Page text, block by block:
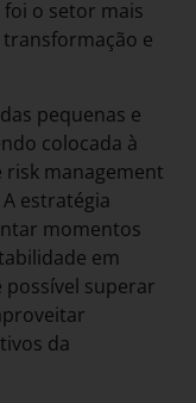
o setor mais
e
pequenas e
colocada à
management
estratégia
momentos
em
possível superar
da